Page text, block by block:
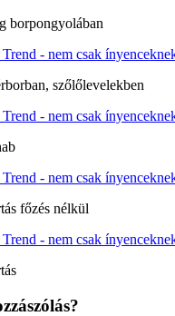
borpongyolában
szőlőlevelekben
főzés nélkül